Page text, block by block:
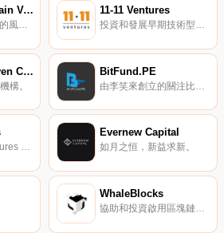
Global Blockchain Ventures
以區塊鏈技術為重的風險投資基金。
11-11 Ventures
投資和發展早期技術型創業公司。
Dimension Eleven Capital
構。
BitFund.PE
Golden Gate Ventures 專屬的加密與區塊鏈投資基金。
Evernew Capital
如月之恒，新益求新。
WhaleBlocks
協助和投資啟用區塊鏈的項目。